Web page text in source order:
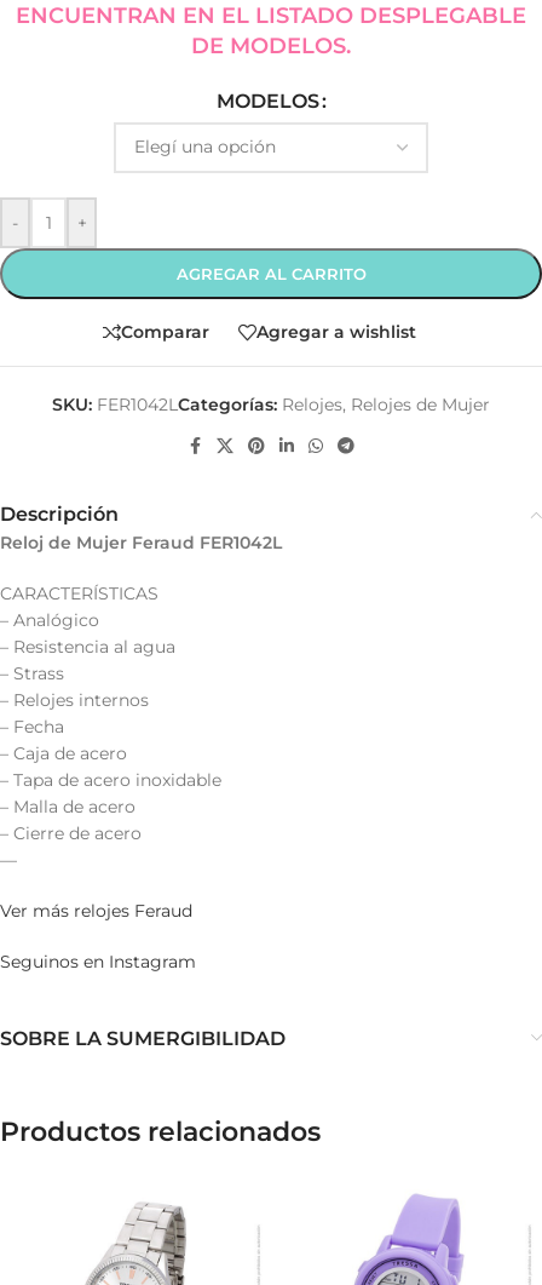
ENCUENTRAN EN EL LISTADO DESPLEGABLE
DE MODELOS.
MODELOS
- +
AGREGAR AL CARRITO
Comparar Agregar a wishlist
SKU: FER1042LCategorías: Relojes, Relojes de Mujer
Descripción
Reloj de Mujer Feraud FER1042L
CARACTERÍSTICAS
– Analógico
– Resistencia al agua
– Strass
– Relojes internos
– Fecha
– Caja de acero
– Tapa de acero inoxidable
– Malla de acero
– Cierre de acero
—
Ver más relojes Feraud
Seguinos en Instagram
SOBRE LA SUMERGIBILIDAD
Productos relacionados